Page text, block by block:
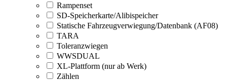
Rampenset
SD-Speicherkarte/Alibispeicher
Statische Fahrzeugverwiegung/Datenbank (AF08)
TARA
Toleranzwiegen
WWSDUAL
XL-Plattform (nur ab Werk)
Zählen